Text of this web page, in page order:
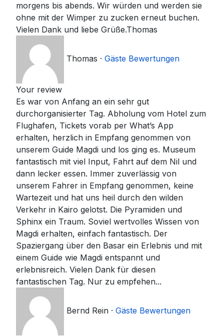
morgens bis abends. Wir würden und werden sie
ohne mit der Wimper zu zucken erneut buchen.
Vielen Dank und liebe Grüße.Thomas
Thomas · Gäste Bewertungen
Your review
Es war von Anfang an ein sehr gut
durchorganisierter Tag. Abholung vom Hotel zum
Flughafen, Tickets vorab per What’s App
erhalten, herzlich in Empfang genommen von
unserem Guide Magdi und los ging es. Museum
fantastisch mit viel Input, Fahrt auf dem Nil und
dann lecker essen. Immer zuverlässig von
unserem Fahrer in Empfang genommen, keine
Wartezeit und hat uns heil durch den wilden
Verkehr in Kairo gelotst. Die Pyramiden und
Sphinx ein Traum. Soviel wertvolles Wissen von
Magdi erhalten, einfach fantastisch. Der
Spaziergang über den Basar ein Erlebnis und mit
einem Guide wie Magdi entspannt und
erlebnisreich. Vielen Dank für diesen
fantastischen Tag. Nur zu empfehen...
Bernd Rein · Gäste Bewertungen